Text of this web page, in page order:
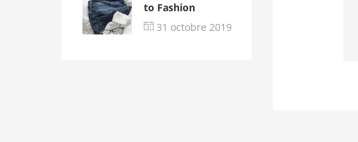
to Fashion
31 octobre 2019